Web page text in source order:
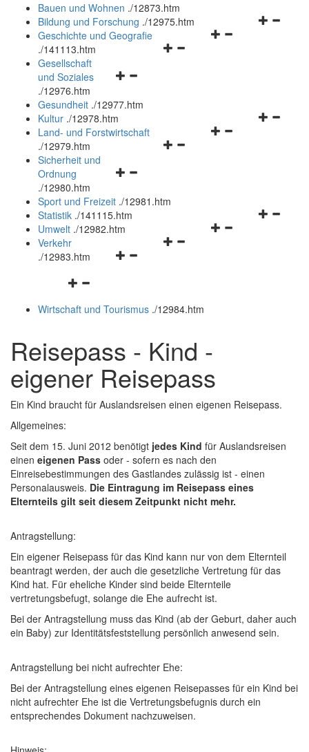
Bauen und Wohnen ./12873.htm
Navigationsmenü
Bildung und Forschung ./12975.htm
Navigationsmenü
Geschichte und Geografie
./141113.htm
Navigationsmenü
und
schließen
Gesellschaft
und Soziales
./12976.htm
Gesundheit ./12977.htm
Navigationsmenü
Kultur ./12978.htm
Navigationsmenü
Land- und Forstwirtschaft
./12979.htm
Navigationsmenü
und
schließen
Sicherheit und
Ordnung
./12980.htm
Sport und Freizeit ./12981.htm
Navigationsmenü
Statistik ./141115.htm
Navigationsmenü
Umwelt ./12982.htm
Navigationsmenü
Verkehr
./12983.htm
Navigationsmenü
und
Wirtschaft und Tourismus ./12984.htm
Reisepass - Kind -
eigener Reisepass
Ein Kind braucht für Auslandsreisen einen eigenen Reisepass.
Allgemeines:
Seit dem 15. Juni 2012 benötigt jedes Kind für Auslandsreisen
einen eigenen Pass oder - sofern es nach den
Einreisebestimmungen des Gastlandes zulässig ist - einen
Personalausweis. Die Eintragung im Reisepass eines
Elternteils gilt seit diesem Zeitpunkt nicht mehr.
Antragstellung:
Ein eigener Reisepass für das Kind kann nur von dem Elternteil
beantragt werden, der auch die gesetzliche Vertretung für das
Kind hat. Für eheliche Kinder sind beide Elternteile
vertretungsbefugt, solange die Ehe aufrecht ist.
Bei der Antragstellung muss das Kind (ab der Geburt, daher auch
ein Baby) zur Identitätsfeststellung persönlich anwesend sein.
Antragstellung bei nicht aufrechter Ehe:
Bei der Antragstellung eines eigenen Reisepasses für ein Kind bei
nicht aufrechter Ehe ist die Vertretungsbefugnis durch ein
entsprechendes Dokument nachzuweisen.